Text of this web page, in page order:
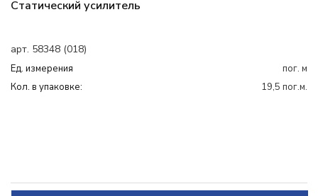
Статический усилитель
арт. 58348 (018)
Ед. измерения
пог. м
Кол. в упаковке:
19,5 пог.м.